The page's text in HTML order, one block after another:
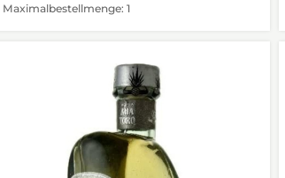
Maximalbestellmenge: 1